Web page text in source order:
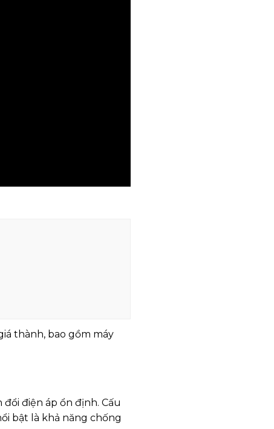
thành, bao gồm máy
điện áp ổn định. Cấu
bật là khả năng chống